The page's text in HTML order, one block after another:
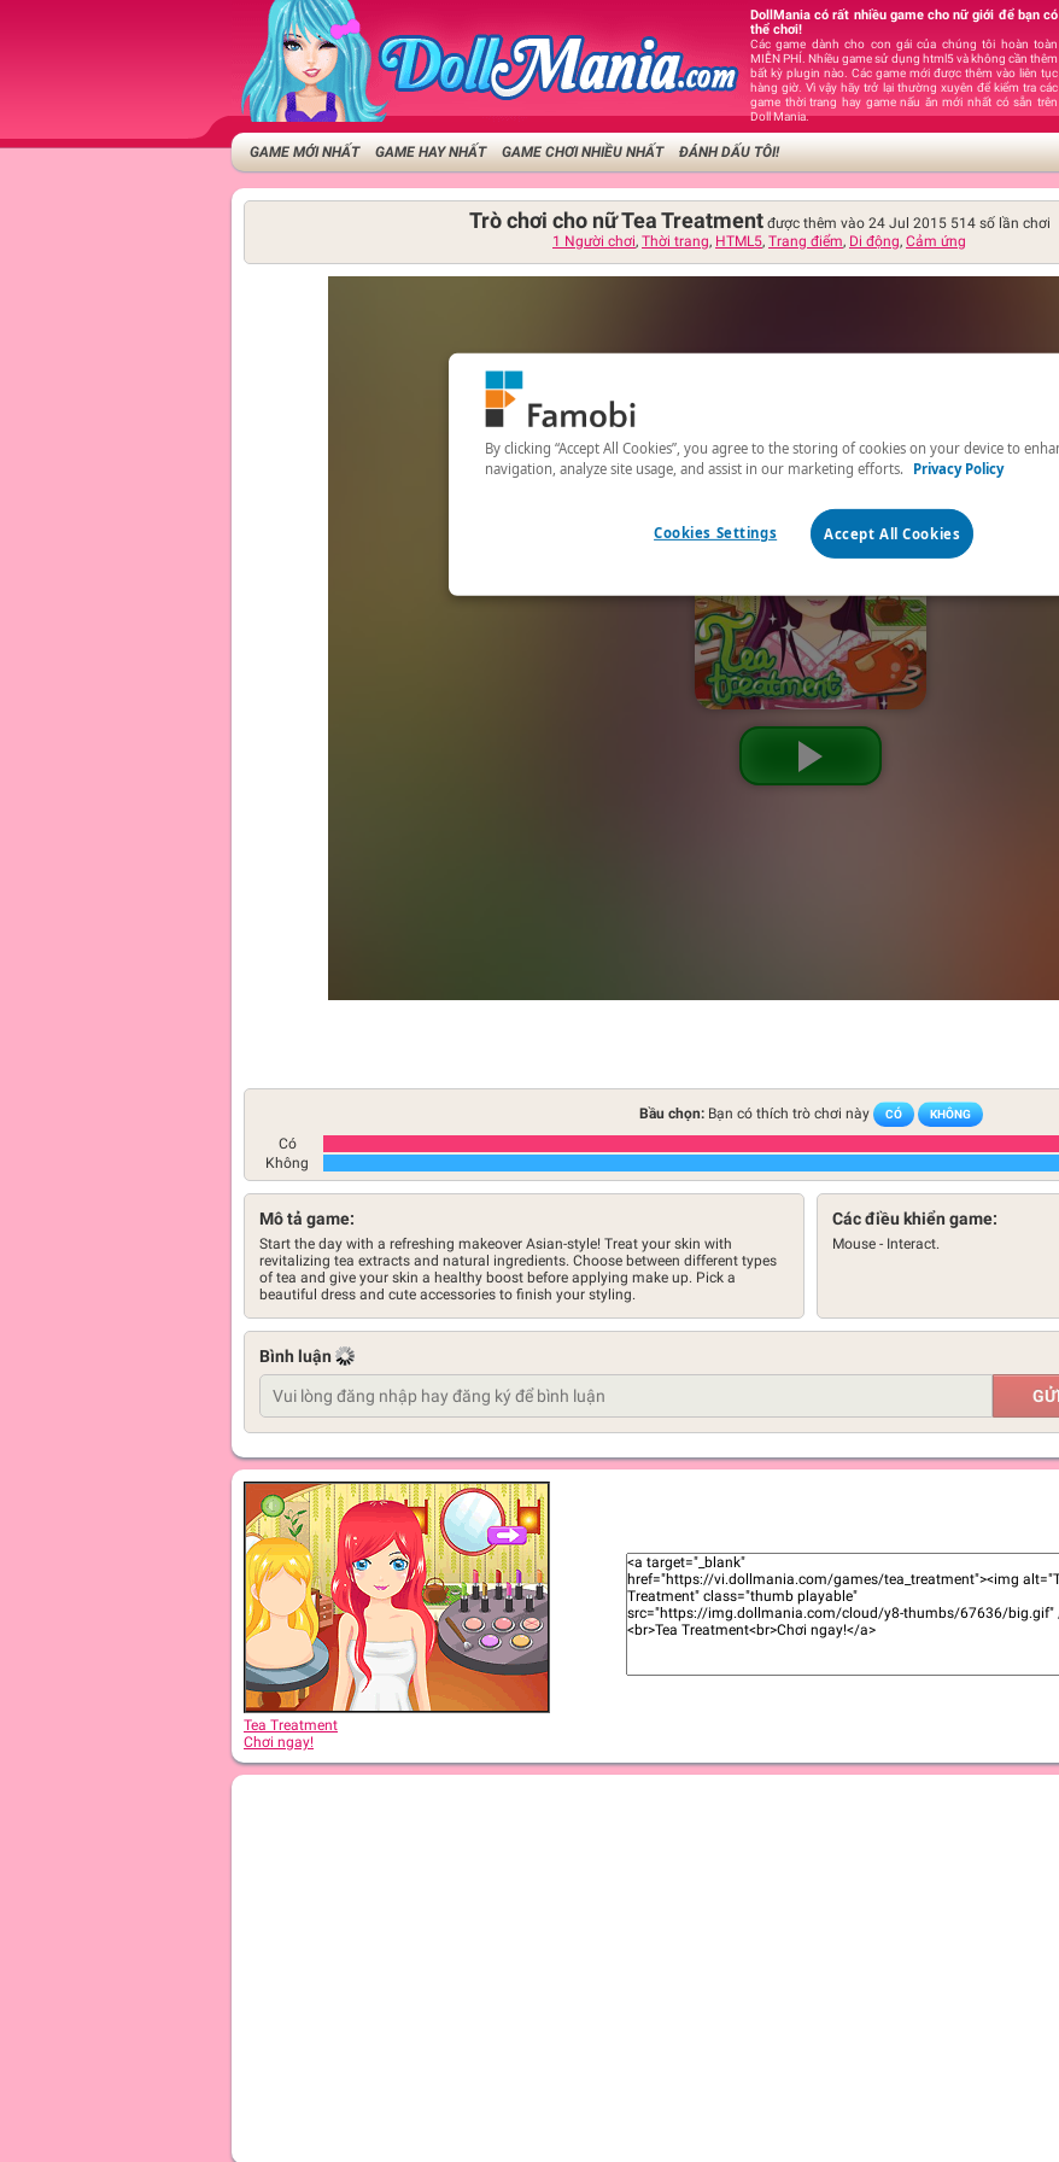
DollMania có rất nhiều game cho nữ giới để bạn có
thể chơi!
Các game dành cho con gái của chúng tôi hoàn toàn
MIỄN PHÍ. Nhiều game sử dụng html5 và không cần thêm
bất kỳ plugin nào. Các game mới được thêm vào liên tục
hàng giờ. Vì vậy hãy trở lại thường xuyên để kiểm tra các
game thời trang hay game nấu ăn mới nhất có sẵn trên
Doll Mania.
GAME MỚI NHẤT GAME HAY NHẤT GAME CHƠI NHIỀU NHẤT ĐÁNH DẤU TÔI!
Trò chơi cho nữ Tea Treatment được thêm vào 24 Jul 2015 514số lần chơi
1 Người chơi, Thời trang, HTML5, Trang điểm, Di động, Cảm ứng
Bầu chọn:Bạn có thích trò chơi này CÓ KHÔNG
Có
Không
Mô tả game:
Start the day with a refreshing makeover Asian-style! Treat your skin with
revitalizing tea extracts and natural ingredients. Choose between different types
of tea and give your skin a healthy boost before applying make up. Pick a
beautiful dress and cute accessories to finish your styling.
Các điều khiển game:
Mouse - Interact.
Bình luận
Tea Treatment
Chơi ngay!